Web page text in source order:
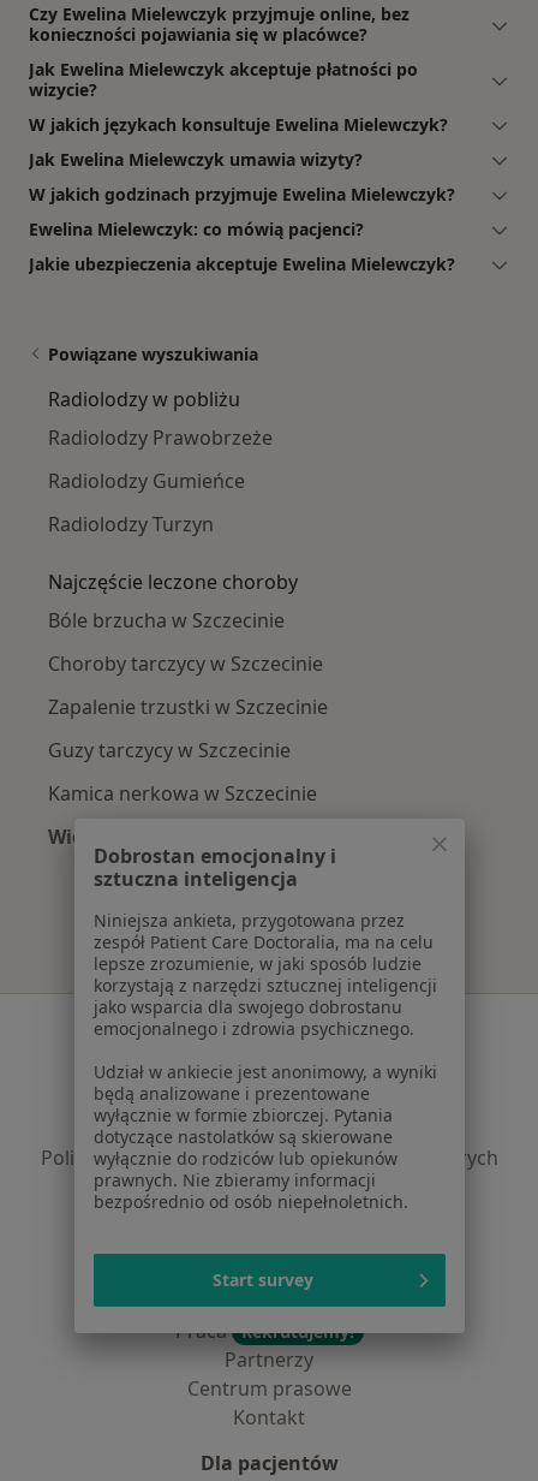
Czy Ewelina Mielewczyk przyjmuje online, bez
konieczności pojawiania się w placówce?
Jak Ewelina Mielewczyk akceptuje płatności po
wizycie?
W jakich językach konsultuje Ewelina Mielewczyk?
Jak Ewelina Mielewczyk umawia wizyty?
W jakich godzinach przyjmuje Ewelina Mielewczyk?
Ewelina Mielewczyk: co mówią pacjenci?
Jakie ubezpieczenia akceptuje Ewelina Mielewczyk?
Powiązane wyszukiwania
Radiolodzy w pobliżu
Radiolodzy Prawobrzeże
Radiolodzy Gumieńce
Radiolodzy Turzyn
Najczęście leczone choroby
Bóle brzucha w Szczecinie
Choroby tarczycy w Szczecinie
Zapalenie trzustki w Szczecinie
Guzy tarczycy w Szczecinie
Kamica nerkowa w Szczecinie
Więcej (15)
Więcej w kategorii: Najczęście leczone
Serwis
Regulamin
Polityka prywatności pacjentów
Polityka prywatności profesjonalistów
Polityka prywatności dla profesjonalistów, których
dane pozyskaliśmy samodzielnie
Polityka cookies
Dostępność
O nas
Praca Rekrutujemy!
Partnerzy
Centrum prasowe
Kontakt
Dla pacjentów
Dobrostan emocjonalny i
sztuczna inteligencja
Niniejsza ankieta, przygotowana przez
zespół Patient Care Doctoralia, ma na celu
lepsze zrozumienie, w jaki sposób ludzie
korzystają z narzędzi sztucznej inteligencji
jako wsparcia dla swojego dobrostanu
emocjonalnego i zdrowia psychicznego.
Udział w ankiecie jest anonimowy, a wyniki
będą analizowane i prezentowane
wyłącznie w formie zbiorczej. Pytania
dotyczące nastolatków są skierowane
wyłącznie do rodziców lub opiekunów
prawnych. Nie zbieramy informacji
bezpośrednio od osób niepełnoletnich.
Start survey